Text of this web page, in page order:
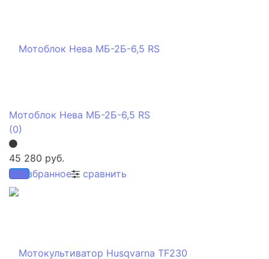
избранное сравнить
Мотоблок Нева МБ-2Б-6,5 RS
(0)
45 280 руб.